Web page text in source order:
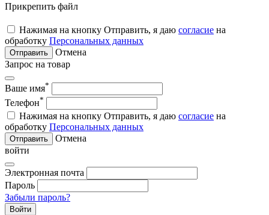
Прикрепить файл
Нажимая на кнопку Отправить, я даю согласие на
обработку Персональных данных
Отправить
Отмена
Запрос на товар
Ваше имя*
Телефон*
Нажимая на кнопку Отправить, я даю согласие на
обработку Персональных данных
Отправить
Отмена
войти
Электронная почта
Пароль
Забыли пароль?
Войти